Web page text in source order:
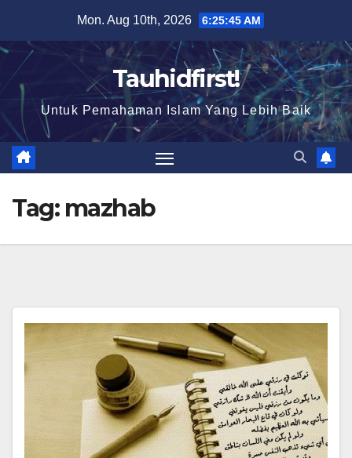
content
Mon. Aug 10th, 2026 6:25:46 AM
Tauhidfirst!
Untuk Pemahaman Islam Yang Lebih Baik
Tag: mazhab